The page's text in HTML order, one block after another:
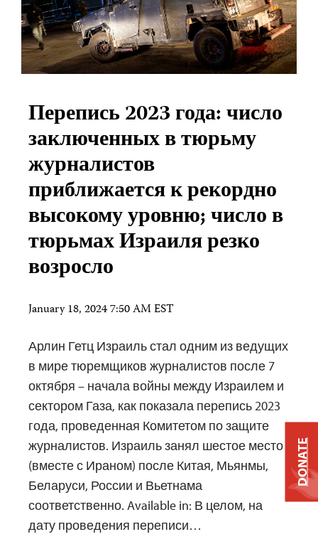
Перепись 2023 года: число
заключенных в тюрьму
журналистов
приближается к рекордно
высокому уровню; число в
тюрьмах Израиля резко
возросло
January 18, 2024 7:50 AM EST
Арлин Гетц Израиль стал одним из ведущих
в мире тюремщиков журналистов после 7
октября – начала войны между Израилем и
сектором Газа, как показала перепись 2023
года, проведенная Комитетом по защите
журналистов. Израиль занял шестое место
(вместе с Ираном) после Китая, Мьянмы,
Беларуси, России и Вьетнама
соответственно. Available in: В целом, на
дату проведения переписи…
DONATE